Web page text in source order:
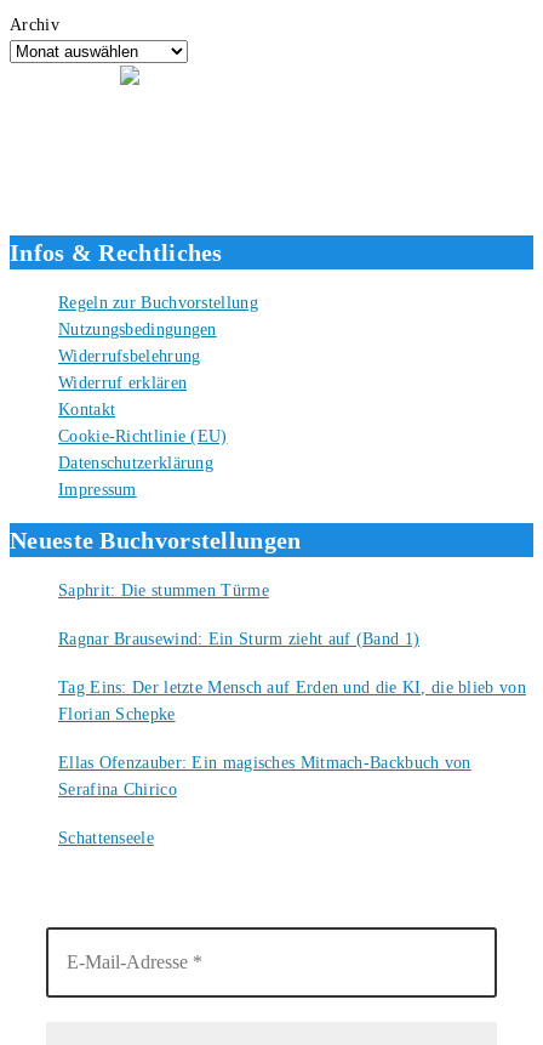
Archiv
Infos & Rechtliches
Regeln zur Buchvorstellung
Nutzungsbedingungen
Widerrufsbelehrung
Widerruf erklären
Kontakt
Cookie-Richtlinie (EU)
Datenschutzerklärung
Impressum
Neueste Buchvorstellungen
Saphrit: Die stummen Türme
Ragnar Brausewind: Ein Sturm zieht auf (Band 1)
Tag Eins: Der letzte Mensch auf Erden und die KI, die blieb von
Florian Schepke
Ellas Ofenzauber: Ein magisches Mitmach-Backbuch von
Serafina Chirico
Schattenseele